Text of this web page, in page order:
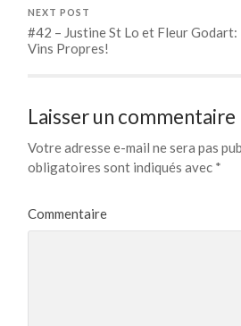
NEXT POST
#42 – Justine St Lo et Fleur Godart:
Vins Propres!
Laisser un commentaire
Votre adresse e-mail ne sera pas
obligatoires sont indiqués avec *
Commentaire